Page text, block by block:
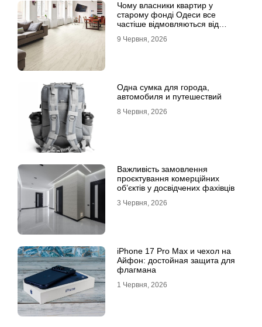
Чому власники квартир у
старому фонді Одеси все
частіше відмовляються від
9 Червня, 2026
Одна сумка для города,
автомобиля и путешествий
8 Червня, 2026
Важливість замовлення
проєктування комерційних
об’єктів у досвідчених фахівців
3 Червня, 2026
iPhone 17 Pro Max и чехол на
Айфон: достойная защита для
флагмана
1 Червня, 2026